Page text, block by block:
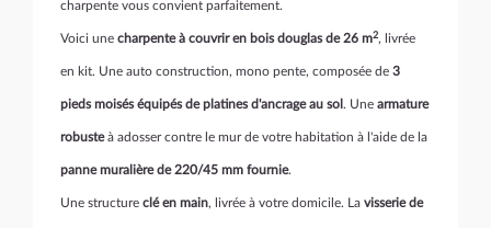
charpente vous convient parfaitement.
Voici une charpente à couvrir en bois douglas de 26 m2, livrée
en kit. Une auto construction, mono pente, composée de 3
pieds moisés équipés de platines d'ancrage au sol . Une armature
robusteà adosser contre le mur de votre habitation à l'aide de la
panne muralière de 220/45 mm fournie.
Une structure clé en main, livrée à votre domicile. La visserie de